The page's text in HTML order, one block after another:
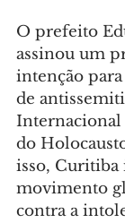
O prefeito
assinou um
intenção para
de
Internacional
do
isso, Curitiba
movimento
contra a